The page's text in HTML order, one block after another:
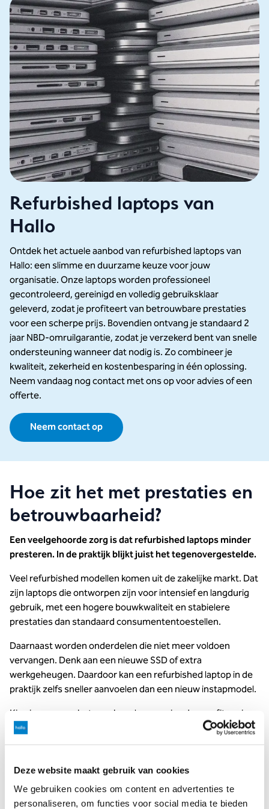
Deze website maakt gebruik van cookies
We gebruiken cookies om content en advertenties te
personaliseren, om functies voor social media te bieden
Refurbished laptops van
Hallo
Ontdek het actuele aanbod van refurbished laptops van
Hallo: een slimme en duurzame keuze voor jouw
organisatie. Onze laptops worden professioneel
gecontroleerd, gereinigd en volledig gebruiksklaar
geleverd, zodat je profiteert van betrouwbare prestaties
voor een scherpe prijs. Bovendien ontvang je standaard 2
jaar NBD-omruilgarantie, zodat je verzekerd bent van snelle
ondersteuning wanneer dat nodig is. Zo combineer je
kwaliteit, zekerheid en kostenbesparing in één oplossing.
Neem vandaag nog contact met ons op voor advies of een
offerte.
Neem contact op
Hoe zit het met prestaties en
betrouwbaarheid?
Een veelgehoorde zorg is dat refurbished laptops minder
presteren. In de praktijk blijkt juist het tegenovergestelde.
Veel refurbished modellen komen uit de zakelijke markt. Dat
zijn laptops die ontworpen zijn voor intensief en langdurig
gebruik, met een hogere bouwkwaliteit en stabielere
prestaties dan standaard consumententoestellen.
Daarnaast worden onderdelen die niet meer voldoen
vervangen. Denk aan een nieuwe SSD of extra
werkgeheugen. Daardoor kan een refurbished laptop in de
praktijk zelfs sneller aanvoelen dan een nieuw instapmodel.
Kies je voor een betrouwbare leverancier, dan profiteer je
bovendien van garantie en ondersteuning. Dat maakt het
risico minimaal en de keuze een stuk zekerder.
Waar moet je op letten bij het
kiezen van refurbished